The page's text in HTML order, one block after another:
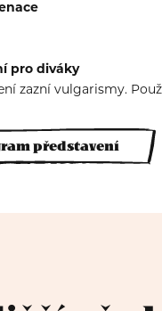
pro diváky
zazní vulgarismy.
představení